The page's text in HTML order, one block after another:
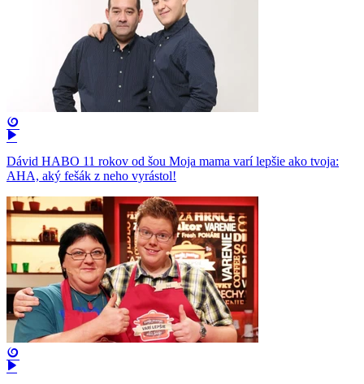
Dávid HABO 11 rokov od šou Moja mama varí lepšie ako tvoja:
AHA, aký fešák z neho vyrástol!